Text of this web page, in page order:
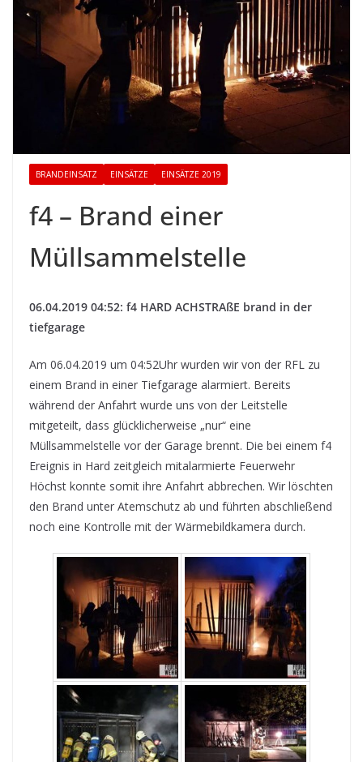
BRANDEINSATZ EINSÄTZE EINSÄTZE 2019
f4 – Brand einer
Müllsammelstelle
06.04.2019 04:52: f4 HARD ACHSTRAßE brand in der
tiefgarage
Am 06.04.2019 um 04:52Uhr wurden wir von der RFL zu
einem Brand in einer Tiefgarage alarmiert. Bereits
während der Anfahrt wurde uns von der Leitstelle
mitgeteilt, dass glücklicherweise „nur“ eine
Müllsammelstelle vor der Garage brennt. Die bei einem f4
Ereignis in Hard zeitgleich mitalarmierte Feuerwehr
Höchst konnte somit ihre Anfahrt abbrechen. Wir löschten
den Brand unter Atemschutz ab und führten abschließend
noch eine Kontrolle mit der Wärmebildkamera durch.